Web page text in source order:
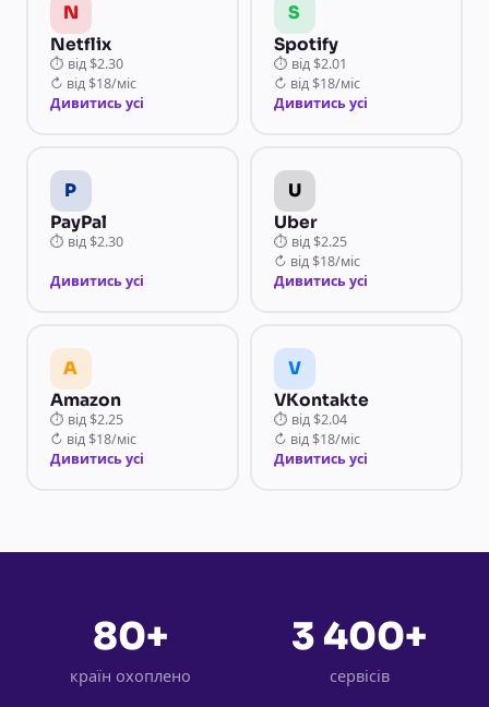
N
Netflix
⏱ від $2.30
↻ від $18/міс
Дивитись усі
S
Spotify
⏱ від $2.01
↻ від $18/міс
Дивитись усі
P
PayPal
⏱ від $2.30
Дивитись усі
U
Uber
⏱ від $2.25
↻ від $18/міс
Дивитись усі
A
Amazon
⏱ від $2.25
↻ від $18/міс
Дивитись усі
V
VKontakte
⏱ від $2.04
↻ від $18/міс
Дивитись усі
80+
країн охоплено
3 400+
сервісів